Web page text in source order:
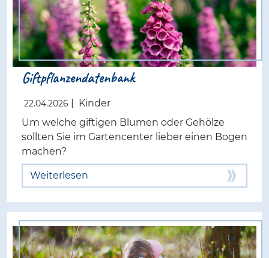
Giftpflanzendatenbank
22.04.2026
Kinder
Um welche giftigen Blumen oder Gehölze
sollten Sie im Gartencenter lieber einen Bogen
machen?
Weiterlesen